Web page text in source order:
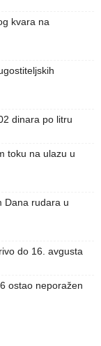
kvara na
dinara po litru
toku na ulazu u
Dana rudara u
do 16. avgusta
ostao neporažen